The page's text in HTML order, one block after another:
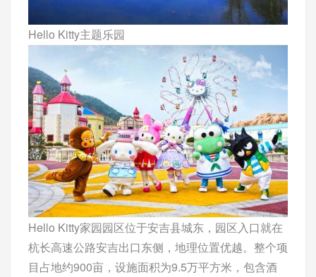
Hello Kitty主题乐园
Hello Kitty家园园区位于安吉县城东，园区入口就在
杭长高速公路安吉出口东侧，地理位置优越。整个项
目占地约900亩，设施面积为9.5万平方米，包含酒